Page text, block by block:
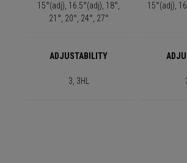
15°(adj), 16.5°(adj), 18°,
21°, 20°, 24°, 27°
15°(adj),
ADJUSTABILITY
3, 3HL